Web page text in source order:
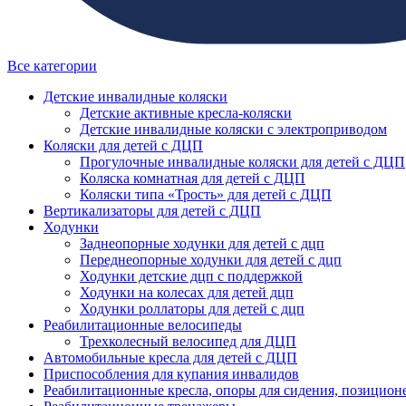
Все категории
Детские инвалидные коляски
Детские активные кресла-коляски
Детские инвалидные коляски с электроприводом
Коляски для детей с ДЦП
Прогулочные инвалидные коляски для детей с ДЦП
Коляска комнатная для детей с ДЦП
Коляски типа «Трость» для детей с ДЦП
Вертикализаторы для детей с ДЦП
Ходунки
Заднеопорные ходунки для детей с дцп
Переднеопорные ходунки для детей с дцп
Ходунки детские дцп с поддержкой
Ходунки на колесах для детей дцп
Ходунки роллаторы для детей с дцп
Реабилитационные велосипеды
Трехколесный велосипед для ДЦП
Автомобильные кресла для детей с ДЦП
Приспособления для купания инвалидов
Реабилитационные кресла, опоры для сидения,